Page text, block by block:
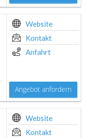
Website
Kontakt
Anfahrt
Angebot anfordern
Website
Kontakt